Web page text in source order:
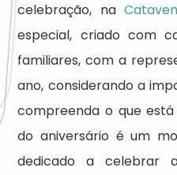
celebração, na
especial, criado com
familiares, com a
ano, considerando a
compreenda o que
do aniversário é um
dedicado a celebrar